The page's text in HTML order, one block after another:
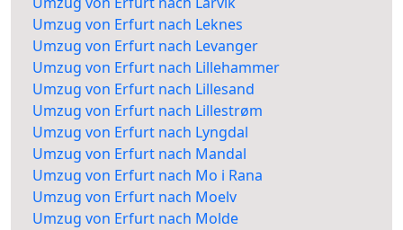
Umzug von Erfurt nach Leknes
Umzug von Erfurt nach Levanger
Umzug von Erfurt nach Lillehammer
Umzug von Erfurt nach Lillesand
Umzug von Erfurt nach Lillestrøm
Umzug von Erfurt nach Lyngdal
Umzug von Erfurt nach Mandal
Umzug von Erfurt nach Mo i Rana
Umzug von Erfurt nach Moelv
Umzug von Erfurt nach Molde